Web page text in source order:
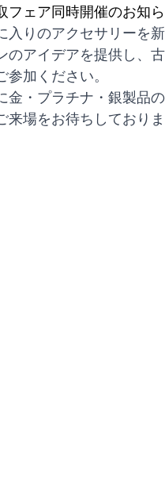
フェア同時開催のお知ら
入りのアクセサリーを
のアイデアを提供し、
参加ください。
金・プラチナ・銀製品
来場をお待ちしておりま